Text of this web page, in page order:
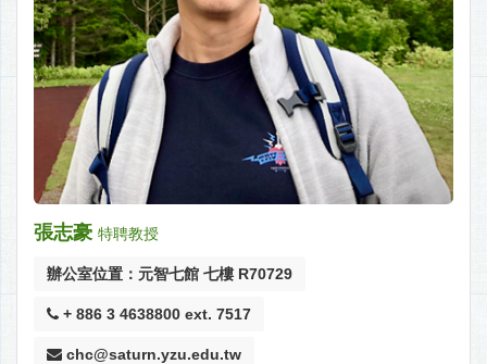
張志豪 特聘教授
辦公室位置：元智七館 七樓 R70729
+ 886 3 4638800 ext. 7517
chc@saturn.yzu.edu.tw